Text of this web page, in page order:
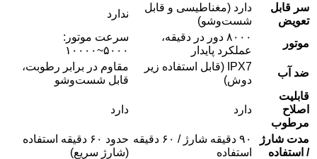
سر قابل
تعویض
دارد (مغناطیسی و قابل
شست‌وشو)
ندارد
موتور
۸۰۰۰ دور در دقیقه،
عملکرد پایدار
سرعت موتور:
۵۰۰۰~۱۰۰۰۰
ضد آب
IPX7 (قابل استفاده زیر
دوش)
مقاوم در برابر رطوبت،
قابل شست‌وشو
قابلیت
اصلاح
مرطوب
دارد دارد
مدت شارژ
/ استفاده
۹۰ دقیقه شارژ / ۶۰ دقیقه
استفاده
حدود ۶۰ دقیقه استفاده
(شارژ سریع)